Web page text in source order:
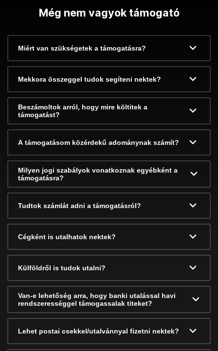
Még nem vagyok támogató
Miért van szükségetek a támogatásra?
Mekkora összeggel tudok segíteni nektek?
Beszámoltok arról, hogy mire költitek a
támogatást?
A támogatásom közérdekű adománynak számít?
Milyen jogi szabályok vonatkoznak egyébként a
támogatásra?
Tudtok számlát adni a támogatásról?
Cégként is utalhatok nektek?
Külföldről is tudok utalni?
Van-e lehetőség arra, hogy banki utalással havi
rendszerességgel támogassalak titeket?
Lehet postai csekkel/utalvánnyal fizetni nektek?